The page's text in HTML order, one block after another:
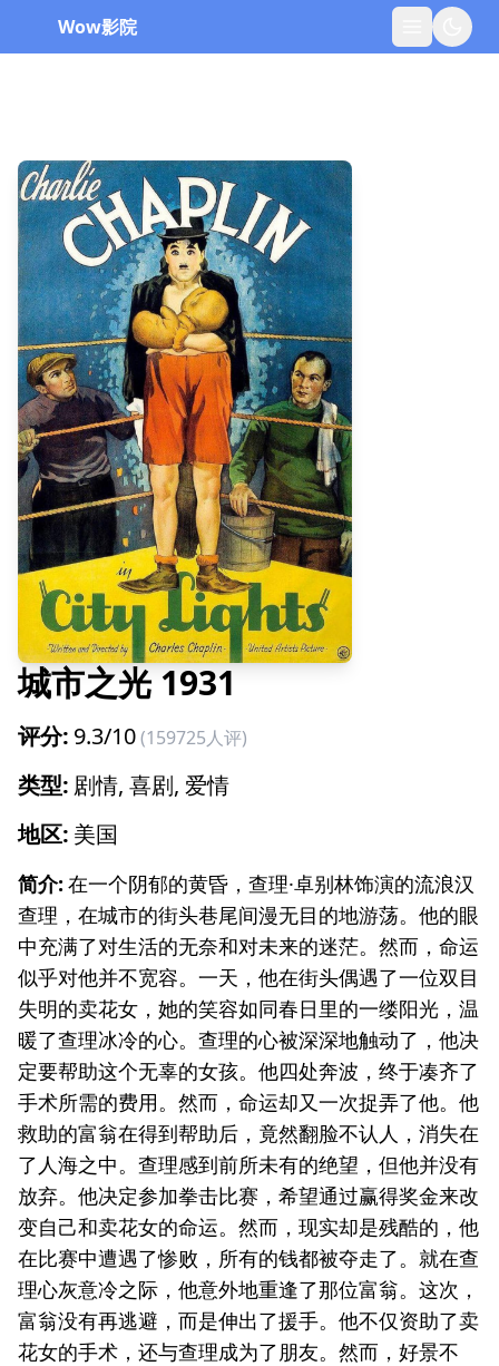
Wow影院
城市之光 1931
评分: 9.3/10(159725人评)
类型: 剧情, 喜剧, 爱情
地区: 美国
简介: 在一个阴郁的黄昏，查理·卓别林饰演的流浪汉
查理，在城市的街头巷尾间漫无目的地游荡。他的眼
中充满了对生活的无奈和对未来的迷茫。然而，命运
似乎对他并不宽容。一天，他在街头偶遇了一位双目
失明的卖花女，她的笑容如同春日里的一缕阳光，温
暖了查理冰冷的心。查理的心被深深地触动了，他决
定要帮助这个无辜的女孩。他四处奔波，终于凑齐了
手术所需的费用。然而，命运却又一次捉弄了他。他
救助的富翁在得到帮助后，竟然翻脸不认人，消失在
了人海之中。查理感到前所未有的绝望，但他并没有
放弃。他决定参加拳击比赛，希望通过赢得奖金来改
变自己和卖花女的命运。然而，现实却是残酷的，他
在比赛中遭遇了惨败，所有的钱都被夺走了。就在查
理心灰意冷之际，他意外地重逢了那位富翁。这次，
富翁没有再逃避，而是伸出了援手。他不仅资助了卖
花女的手术，还与查理成为了朋友。然而，好景不